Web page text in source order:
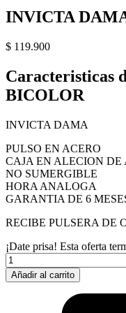
INVICTA
$ 119.900
Caracteristicas
BICOLOR
INVICTA DAMA
PULSO EN ACERO
CAJA EN ALECION DE
NO SUMERGIBLE
HORA ANALOGA
GARANTIA DE 6
RECIBE PULSERA DE
¡Date prisa! Esta oferta
INVICTA
DAMA
BICOLOR
Añadir al carrito